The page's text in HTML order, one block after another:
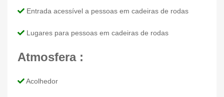
Entrada acessível a pessoas em cadeiras de rodas
Lugares para pessoas em cadeiras de rodas
Atmosfera :
Acolhedor